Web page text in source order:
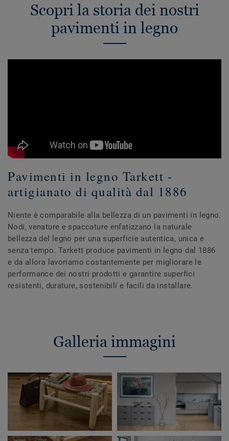
Scopri la storia dei nostri
pavimenti in legno
Pavimenti in legno Tarkett -
artigianato di qualità dal 1886
Niente è comparabile alla bellezza di un pavimenti in legno.
Nodi, venature e spaccature enfatizzano la naturale
bellezza del legno per una superficie autentica, unica e
senza tempo. Tarkett produce pavimenti in legno dal 1886
e da allora lavoriamo costantemente per migliorare le
performance dei nostri prodotti e garantire superfici
resistenti, durature, sostenibili e facili da installare.
Galleria immagini